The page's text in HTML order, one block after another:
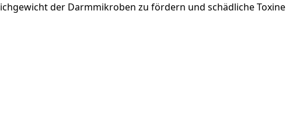
der Darmmikroben zu fördern und schädliche Toxine